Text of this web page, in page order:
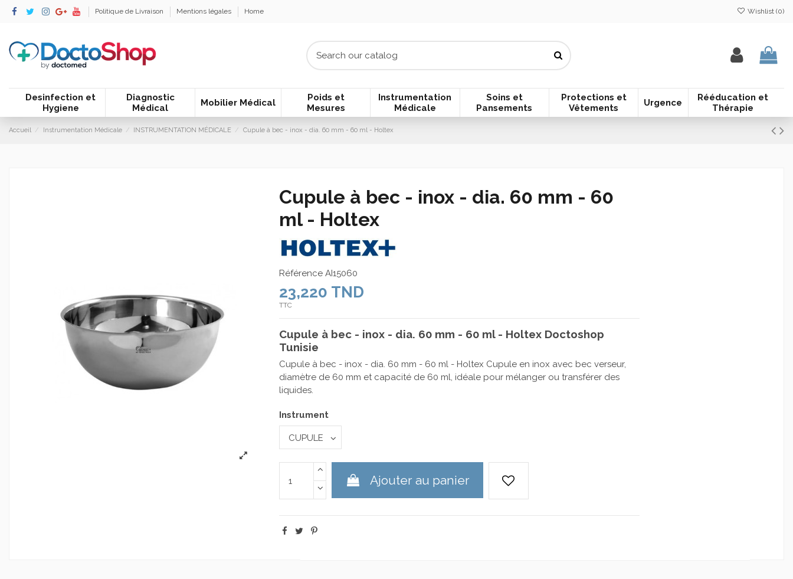
Politique de Livraison Mentions légales Home Wishlist (0)
Desinfection et
Hygiene
Diagnostic
Médical
Mobilier Médical
Poids et
Mesures
Instrumentation
Médicale
Soins et
Pansements
Protections et
Vêtements
Urgence
Rééducation et
Thérapie
Accueil Instrumentation Médicale INSTRUMENTATION MÉDICALE Cupule à bec - inox - dia. 60 mm - 60 ml - Holtex
Cupule à bec - inox - dia. 60 mm - 60
ml - Holtex
Référence AI15060
23,220 TND
TTC
Cupule à bec - inox - dia. 60 mm - 60 ml - Holtex Doctoshop
Tunisie
Cupule à bec - inox - dia. 60 mm - 60 ml - Holtex Cupule en inox avec bec verseur,
diamètre de 60 mm et capacité de 60 ml, idéale pour mélanger ou transférer des
liquides.
Instrument
Ajouter au panier